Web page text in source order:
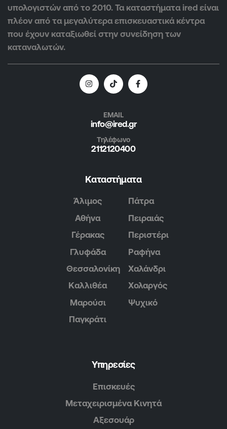
υπολογιστών από το 2010. Τα καταστήματα ired είναι
πλέον από τα μεγαλύτερα επισκευαστικά κέντρα
που έχουν καταξιωθεί στην συνείδηση των
καταναλωτών.
EMAIL
info@ired.gr
Τηλέφωνο
2112120400
Καταστήματα
Άλιμος
Αθήνα
Γέρακας
Γλυφάδα
Θεσσαλονίκη
Καλλιθέα
Μαρούσι
Παγκράτι
Πάτρα
Πειραιάς
Περιστέρι
Ραφήνα
Χαλάνδρι
Χολαργός
Ψυχικό
Υπηρεσίες
Επισκευές
Μεταχειρισμένα Κινητά
Αξεσουάρ